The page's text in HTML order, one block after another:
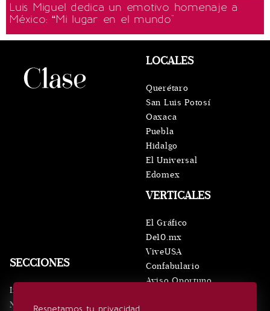
Luis Miguel dedica un emotivo homenaje a
México: “Mi lugar en el mundo"
Respetamos tu privacidad
SECCIONES
Inicio
Noticias
VERTICALES
El Gráfico
De10.mx
ViveUSA
Confabulario
Aviso Oportuno
LOCALES
Querétaro
San Luis Potosí
Oaxaca
Puebla
Hidalgo
El Universal
Edomex